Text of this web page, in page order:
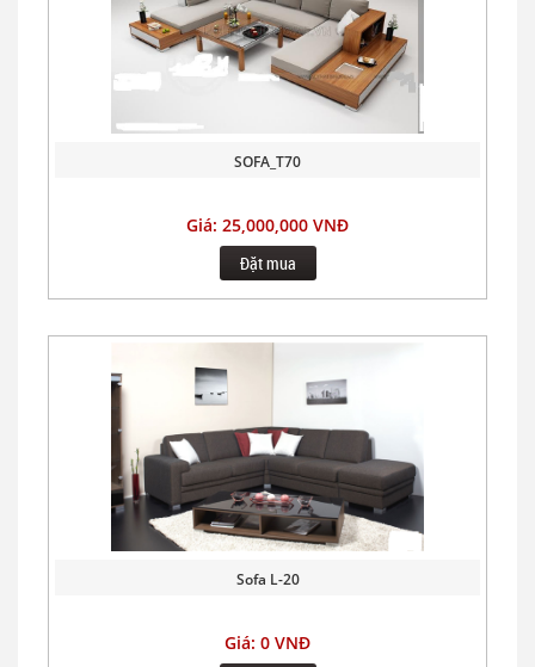
SOFA_T70
Giá: 25,000,000 VNĐ
Đặt mua
Sofa L-20
Giá: 0 VNĐ